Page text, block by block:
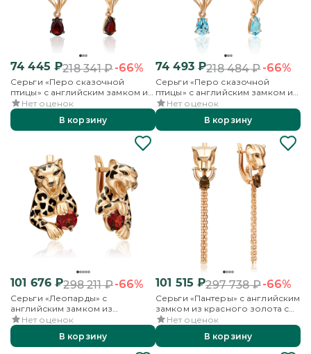
74 445 ₽218 341₽-66%
Серьги «Перо сказочной
птицы» с английским замком из
красного золота с гранатами
Нет оценок
В корзину
74 493₽218 484₽-66%
Серьги «Перо сказочной
птицы» с английским замком из
красного золота с топазами
Нет оценок
В корзину
101 676 ₽298 211₽-66%
Серьги «Леопарды» с
английским замком из
красного золота с гранатом и
эмалью
Нет оценок
В корзину
101 515 ₽297 738₽-66%
Серьги «Пантеры» с английским
замком из красного золота с
кварцем дымчатым
Нет оценок
В корзину